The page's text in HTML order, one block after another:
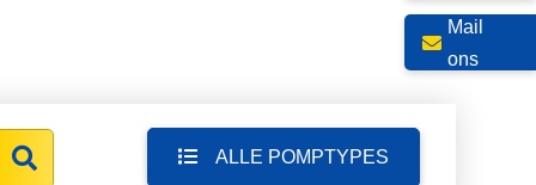
ALLE POMPTYPES
Mail
ons